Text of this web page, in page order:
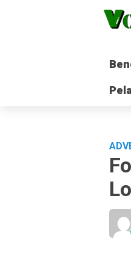
Gelar Pekan Pelajar